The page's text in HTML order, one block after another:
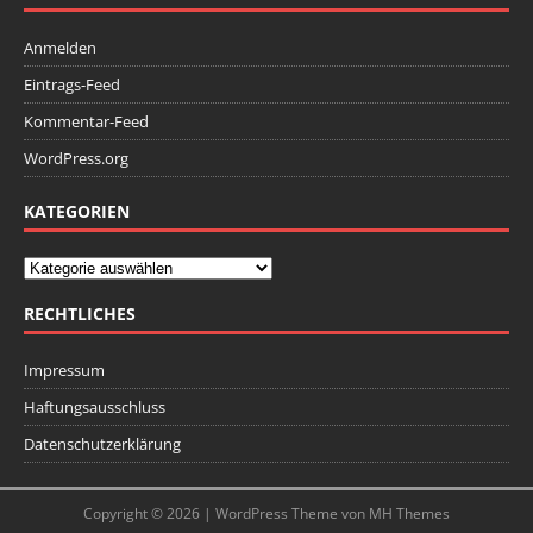
Anmelden
Eintrags-Feed
Kommentar-Feed
WordPress.org
KATEGORIEN
RECHTLICHES
Impressum
Haftungsausschluss
Datenschutzerklärung
Copyright © 2026 | WordPress Theme von MH Themes